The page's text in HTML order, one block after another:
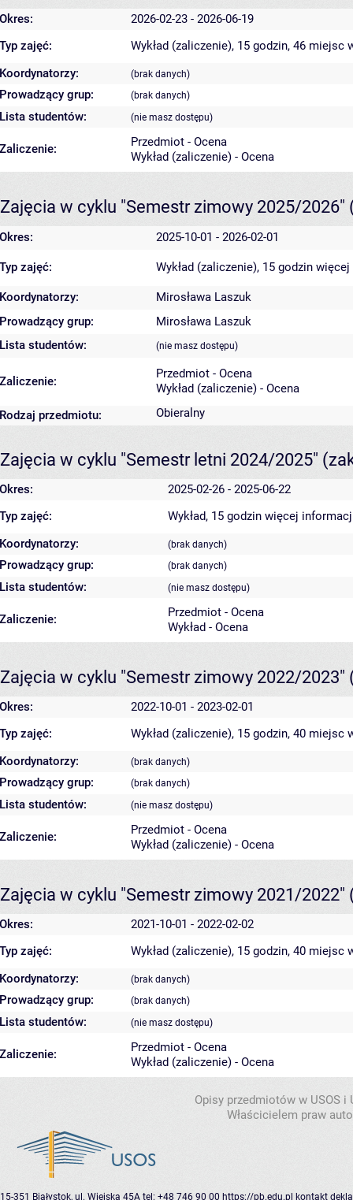
Okres:
2026-02-23 - 2026-06-19
Typ zajęć:
Wykład (zaliczenie), 15 godzin, 46 miejsc
Koordynatorzy:
(brak danych)
Prowadzący grup: (brak danych)
Lista studentów: (nie masz dostępu)
Zaliczenie:
Przedmiot - Ocena
Wykład (zaliczenie) - Ocena
Zajęcia w cyklu "Semestr zimowy 2025/2026"
Okres: 2025-10-01 - 2026-02-01
Typ zajęć: Wykład (zaliczenie), 15 godzin
Koordynatorzy:
Mirosława Laszuk
Prowadzący grup:
Mirosława Laszuk
Lista studentów:
(nie masz dostępu)
Zaliczenie:
Przedmiot - Ocena
Wykład (zaliczenie) - Ocena
Rodzaj przedmiotu:
Obieralny
Zajęcia w cyklu "Semestr letni 2024/2025"
Okres:
2025-02-26 - 2025-06-22
Typ zajęć:
Wykład, 15 godzin więcej
Koordynatorzy:
(brak danych)
Prowadzący grup: (brak danych)
Lista studentów: (nie masz dostępu)
Zaliczenie:
Przedmiot - Ocena
Wykład - Ocena
Zajęcia w cyklu "Semestr zimowy 2022/2023"
Okres:
2022-10-01 - 2023-02-01
Typ zajęć:
Wykład (zaliczenie), 15 godzin, 40 miejsc
Koordynatorzy:
(brak danych)
Prowadzący grup: (brak danych)
Lista studentów: (nie masz dostępu)
Zaliczenie:
Przedmiot - Ocena
Wykład (zaliczenie) - Ocena
Zajęcia w cyklu "Semestr zimowy 2021/2022"
Okres:
2021-10-01 - 2022-02-02
Typ zajęć:
Wykład (zaliczenie), 15 godzin, 40 miejsc
Koordynatorzy:
(brak danych)
Prowadzący grup: (brak danych)
Lista studentów: (nie masz dostępu)
Zaliczenie:
Przedmiot - Ocena
Wykład (zaliczenie) - Ocena
Opisy przedmiotów w USOS
Właścicielem praw
15-351 Białystok, ul. Wiejska 45A tel: +48 746 90 00 https://pb.edu.pl kontakt